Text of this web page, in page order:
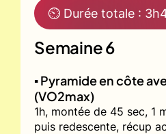
⏲ Durée totale :
Semaine 6
▪️ Pyramide en côte
(VO2max)
1h, montée de 45 sec, 1
puis redescente, récup